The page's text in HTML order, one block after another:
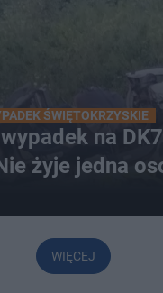
ŚWIĘTOKRZYSKIE
na
żyje jedna
WIĘCEJ